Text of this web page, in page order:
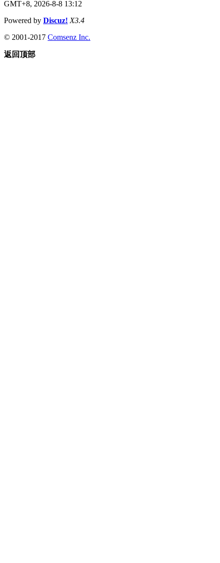
GMT+8, 2026-8-8 13:12
Powered by Discuz! X3.4
© 2001-2017 Comsenz Inc.
返回顶部